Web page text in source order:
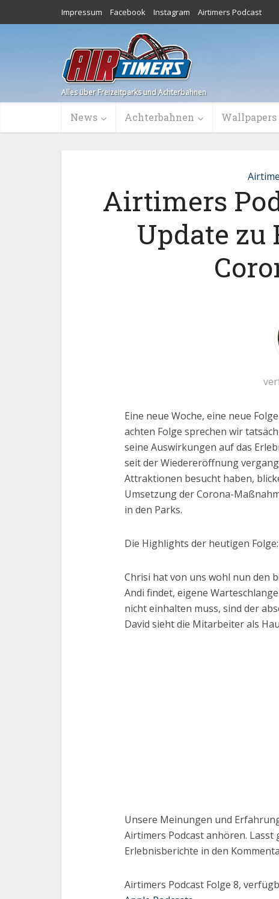
Impressum Facebook Instagram Airtimers Podcast
Alles über Freizeitparks und Achterbahnen
News Achterbahnen Wallpapers
Airtimers
Update
Eine neue Woche, eine neue
achten Folge sprechen wir
seine Auswirkungen auf das
seit der Wiedereröffnung
Attraktionen besucht haben,
Umsetzung der Corona-
in den Parks.
Die Highlights der heutigen Folge:
Chrisi hat von uns wohl nun den
Andi findet, eigene
nicht einhalten muss, sind der
David sieht die Mitarbeiter als
Unsere Meinungen und
Airtimers Podcast anhören. Lasst
Erlebnisberichte in den
Airtimers Podcast Folge 8,